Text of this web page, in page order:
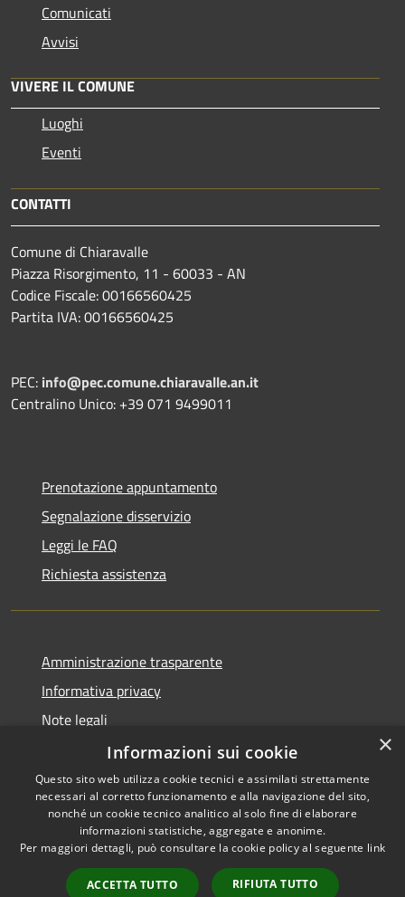
Comunicati
Avvisi
VIVERE IL COMUNE
Luoghi
Eventi
CONTATTI
Comune di Chiaravalle
Piazza Risorgimento, 11 - 60033 - AN
Codice Fiscale: 00166560425
Partita IVA: 00166560425
PEC: info@pec.comune.chiaravalle.an.it
Centralino Unico: +39 071 9499011
Prenotazione appuntamento
Segnalazione disservizio
Leggi le FAQ
Richiesta assistenza
Amministrazione trasparente
Informativa privacy
Note legali
Dichiarazione di accessibilità
RSS
Accessibilità
Copyright © 2026 • Comune di
Chiaravalle • Powered by
Municipium•
Accesso
×
Informazioni sui cookie
Questo sito web utilizza cookie tecnici e assimilati strettamente
necessari al corretto funzionamento e alla navigazione del sito,
nonché un cookie tecnico analitico al solo fine di elaborare
informazioni statistiche, aggregate e anonime.
Per maggiori dettagli, può consultare la cookie policy al seguente link
ACCETTA TUTTO RIFIUTA TUTTO